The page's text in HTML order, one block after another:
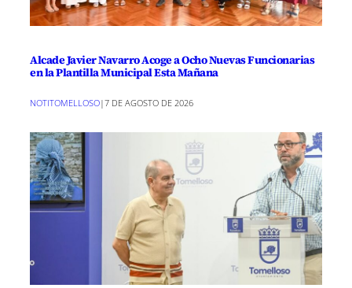
Alcade Javier Navarro Acoge a Ocho Nuevas Funcionarias
en la Plantilla Municipal Esta Mañana
NOTITOMELLOSO|7 DE AGOSTO DE 2026